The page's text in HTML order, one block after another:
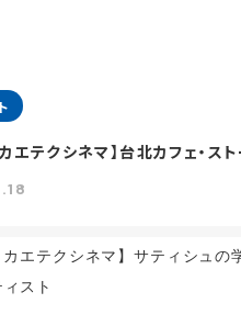
エテクシネマ】台北カフェ・ス